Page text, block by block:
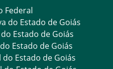
Federal
do Estado de Goiás
Estado de Goiás
Estado de Goiás
Estado de Goiás